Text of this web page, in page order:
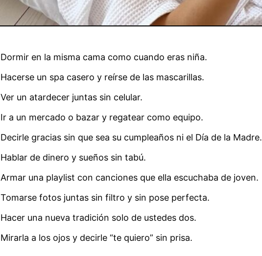
Dormir en la misma cama como cuando eras niña.
Hacerse un spa casero y reírse de las mascarillas.
Ver un atardecer juntas sin celular.
Ir a un mercado o bazar y regatear como equipo.
Decirle gracias sin que sea su cumpleaños ni el Día de la Madre.
Hablar de dinero y sueños sin tabú.
Armar una playlist con canciones que ella escuchaba de joven.
Tomarse fotos juntas sin filtro y sin pose perfecta.
Hacer una nueva tradición solo de ustedes dos.
Mirarla a los ojos y decirle “te quiero” sin prisa.